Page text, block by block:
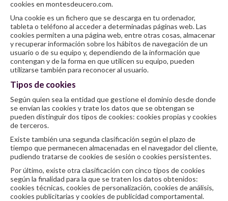
cookies en montesdeucero.com.
Una cookie es un fichero que se descarga en tu ordenador,
tableta o teléfono al acceder a determinadas páginas web. Las
cookies permiten a una página web, entre otras cosas, almacenar
y recuperar información sobre los hábitos de navegación de un
usuario o de su equipo y, dependiendo de la información que
contengan y de la forma en que utilicen su equipo, pueden
utilizarse también para reconocer al usuario.
Tipos de cookies
Según quien sea la entidad que gestione el dominio desde donde
se envían las cookies y trate los datos que se obtengan se
pueden distinguir dos tipos de cookies: cookies propias y cookies
de terceros.
Existe también una segunda clasificación según el plazo de
tiempo que permanecen almacenadas en el navegador del cliente,
pudiendo tratarse de cookies de sesión o cookies persistentes.
Por último, existe otra clasificación con cinco tipos de cookies
según la finalidad para la que se traten los datos obtenidos:
cookies técnicas, cookies de personalización, cookies de análisis,
cookies publicitarias y cookies de publicidad comportamental.